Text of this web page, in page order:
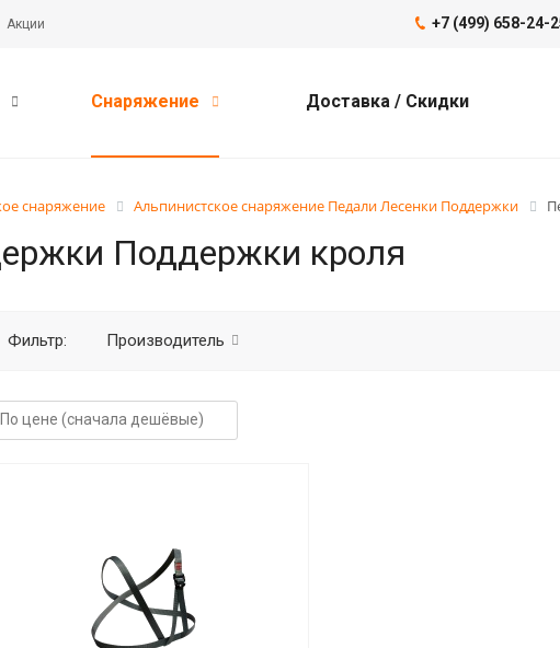
Акции +7 (499) 658-24-
Снаряжение Доставка / Скидки
снаряжение Альпинистское снаряжение Педали Лесенки Поддержки
Поддержки кроля
Фильтр: Производитель